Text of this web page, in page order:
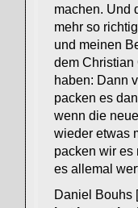
machen. Und
mehr so
und meinen
dem Christian
haben: Dann
packen es
wenn die
wieder etwas
packen wir es
es allemal
Daniel Bouhs